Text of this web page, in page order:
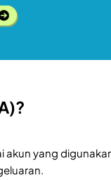
yang